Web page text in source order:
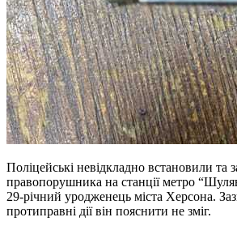
Поліцейські невідкладно встановили та
правопорушника на станції метро
29-річний уродженець міста Херсона.
протиправні дії він пояснити не зміг.